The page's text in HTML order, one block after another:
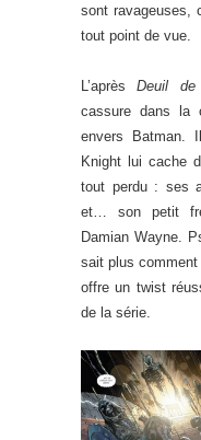
sont ravageuses,
tout point de vue.
L’aprèsDeuil
cassure dans la
envers Batman.
Knight lui cache
tout perdu : ses
et… son petit
Damian Wayne.
sait plus comment
offre un twist
de la série.